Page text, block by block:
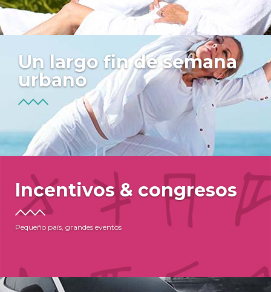
Un largo fin de semana
urbano
Incentivos & congresos
Pequeño país, grandes eventos